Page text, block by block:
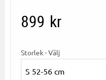
899 kr
Storlek - Välj
S 52-56 cm